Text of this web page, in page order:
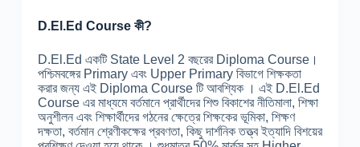
D.El.Ed Course কী?
D.El.Ed একটি State Level 2 বছরের Diploma Course।
পশ্চিমবঙ্গের Primary এবং Upper Primary বিভাগে শিক্ষকতা
করার জন্য এই Diploma Course টি আবশ্যিক । এই D.El.Ed
Course এর মাধ্যমে বর্তমানে প্রার্থীদের শিশু বিকাশের নীতিমালা, শিক্ষা
অনুশীলন এবং শিক্ষার্থীদের গঠনের ক্ষেত্রে শিক্ষকের ভূমিকা, শিক্ষণ
দক্ষতা, বর্তমান শ্রেণীকক্ষের প্রবণতা, কিছু দার্শনিক তত্ত্ব ইত্যাদি বিশয়ের